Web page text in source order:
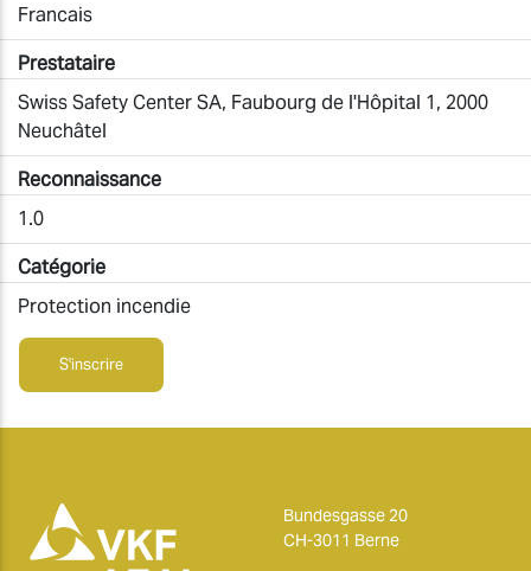
Francais
Prestataire
Swiss Safety Center SA, Faubourg de l'Hôpital 1, 2000
Neuchâtel
Reconnaissance
1.0
Catégorie
Protection incendie
S'inscrire
Bundesgasse 20
CH-3011 Berne